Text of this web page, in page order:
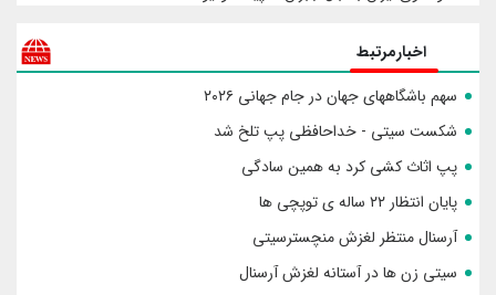
اخبارمرتبط
سهم باشگاههای جهان در جام جهانی ۲۰۲۶
شکست سیتی - خداحافظی پپ تلخ شد
پپ اثاث کشی کرد به همین سادگی
پایان انتظار ۲۲ ساله ی توپچی ها
آرسنال منتظر لغزش منچسترسیتی
سیتی زن ها در آستانه لغزش آرسنال